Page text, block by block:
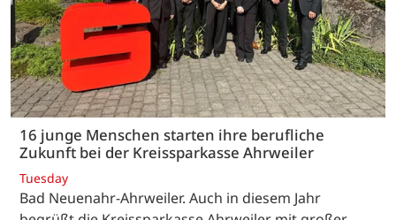
16 junge Menschen starten ihre berufliche
Zukunft bei der Kreissparkasse Ahrweiler
Tuesday
Bad Neuenahr-Ahrweiler. Auch in diesem Jahr